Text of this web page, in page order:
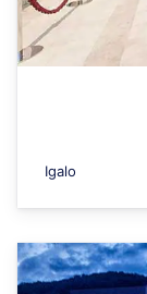
Igalo